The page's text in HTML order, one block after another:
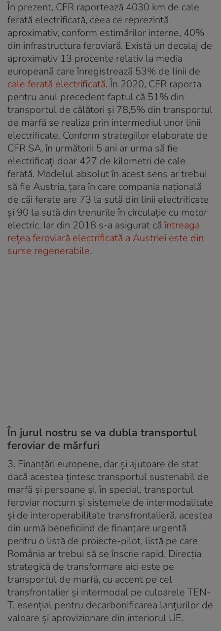
În prezent, CFR raportează 4030 km de cale
ferată electrificată, ceea ce reprezintă
aproximativ, conform estimărilor interne, 40%
din infrastructura feroviară. Există un decalaj de
aproximativ 13 procente relativ la media
europeană care înregistrează 53% de linii de
cale ferată electrificată. În 2020, CFR raporta
pentru anul precedent faptul că 51% din
transportul de călători și 78,5% din transportul
de marfă se realiza prin intermediul unor linii
electrificate. Conform strategiilor elaborate de
CFR SA, în următorii 5 ani ar urma să fie
electrificați doar 427 de kilometri de cale
ferată. Modelul absolut în acest sens ar trebui
să fie Austria, țara în care compania națională
de căi ferate are 73 la sută din linii electrificate
și 90 la sută din trenurile în circulație cu motor
electric. Iar din 2018 s-a asigurat căîntreaga
rețea feroviară electrificată a Austriei este din
surse regenerabile.
În jurul nostru se va dubla transportul
feroviar de mărfuri
3. Finanțări europene, dar și ajutoare de stat
dacă acestea țintesc transportul sustenabil de
marfă și persoane și, în special, transportul
feroviar nocturn și sistemele de intermodalitate
și de interoperabilitate transfrontalieră, acestea
din urmă beneficiind de finanțare urgentă
pentru o listă de proiecte-pilot, listă pe care
România ar trebui să se înscrie rapid. Direcția
strategică de transformare aici este pe
transportul de marfă, cu accent pe cel
transfrontalier și intermodal pe culoarele TEN-
T, esențial pentru decarbonificarea lanțurilor de
valoare și aprovizionare din interiorul UE.